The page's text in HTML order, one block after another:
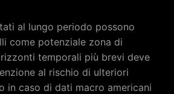
al lungo periodo possono
come potenziale zona di
temporali più brevi deve
al rischio di ulteriori
in caso di dati macro americani